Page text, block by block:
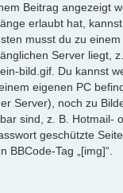
Beitrag angezeigt
erlaubt hat,
musst du zu
Server liegt, z.
bild.gif. Du kannst
eigenen PC
Server), noch zu
sind, z. B. Hotmail-
geschützte
BBCode-Tag „[img]“.